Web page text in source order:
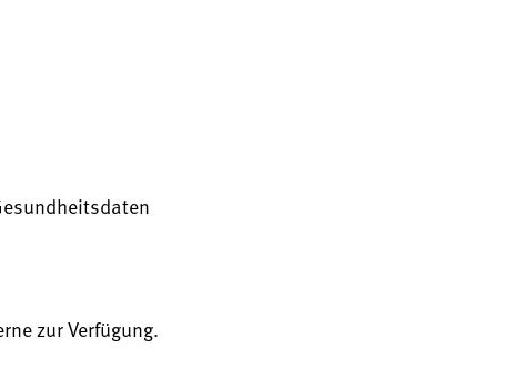
zur Verfügung.